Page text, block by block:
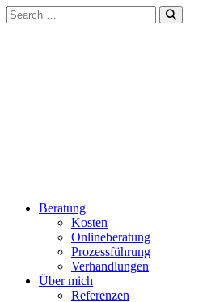
Beratung
Kosten
Onlineberatung
Prozessführung
Verhandlungen
Über mich
Referenzen